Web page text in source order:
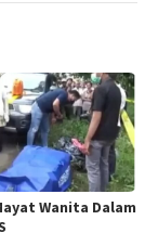
Wanita Dalam